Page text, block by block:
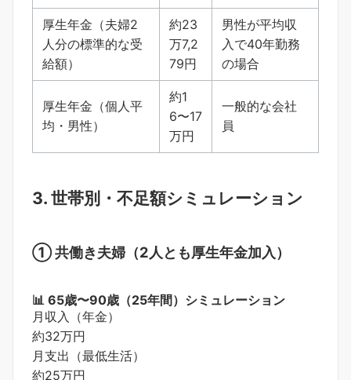
厚生年金（夫婦2
人分の標準的な受
給額）
約23
万7,2
79円
男性が平均収
入で40年勤務
の場合
厚生年金（個人平
均・男性）
約1
6〜17
万円
一般的な会社
員
3. 世帯別・不足額シミュレーション
① 共働き夫婦（2人とも厚生年金加入）
📊 65歳〜90歳（25年間）シミュレーション
月収入（年金）
約32万円
月支出（最低生活）
約25万円